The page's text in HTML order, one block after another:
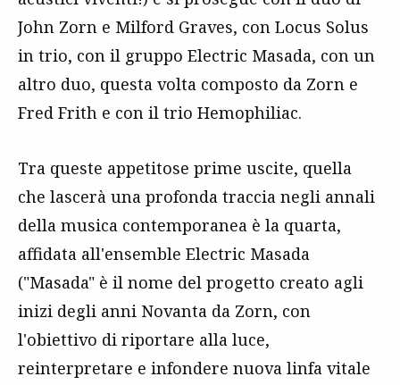
John Zorn e Milford Graves, con Locus Solus
in trio, con il gruppo Electric Masada, con un
altro duo, questa volta composto da Zorn e
Fred Frith e con il trio Hemophiliac.
Tra queste appetitose prime uscite, quella
che lascerà una profonda traccia negli annali
della musica contemporanea è la quarta,
affidata all'ensemble Electric Masada
("Masada" è il nome del progetto creato agli
inizi degli anni Novanta da Zorn, con
l'obiettivo di riportare alla luce,
reinterpretare e infondere nuova linfa vitale